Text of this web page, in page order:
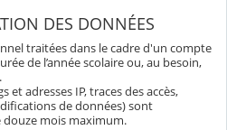
DES DONNÉES
traitées dans le cadre d'un compte
de l’année scolaire ou, au besoin,
et adresses IP, traces des accès,
de données) sont
mois maximum.